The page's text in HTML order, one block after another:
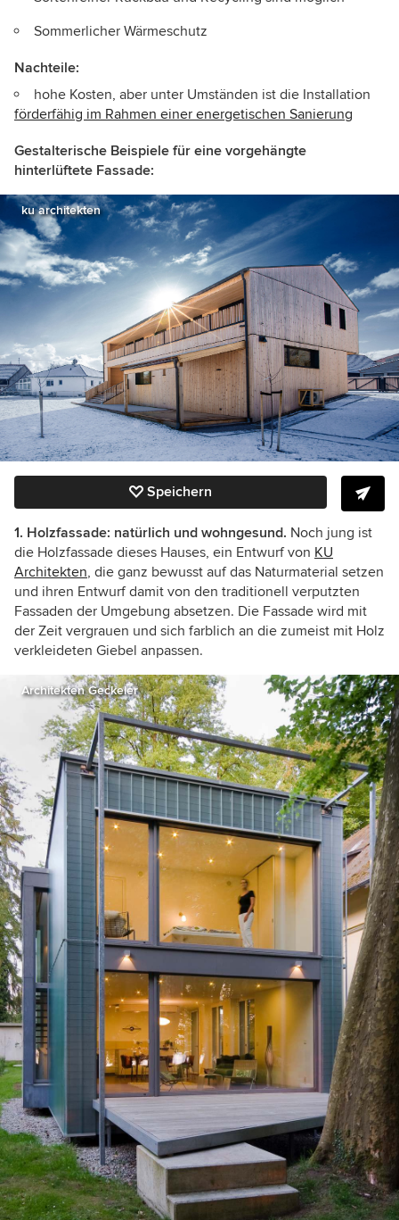
Sommerlicher Wärmeschutz
Nachteile:
hohe Kosten, aber unter Umständen ist die Installation
förderfähig im Rahmen einer energetischen Sanierung
Gestalterische Beispiele für eine vorgehängte
hinterlüftete Fassade:
ku architekten
Speichern
1. Holzfassade: natürlich und wohngesund. Noch jung ist
die Holzfassade dieses Hauses, ein Entwurf von KU
Architekten, die ganz bewusst auf das Naturmaterial setzen
und ihren Entwurf damit von den traditionell verputzten
Fassaden der Umgebung absetzen. Die Fassade wird mit
der Zeit vergrauen und sich farblich an die zumeist mit Holz
verkleideten Giebel anpassen.
Architekten Geckeler